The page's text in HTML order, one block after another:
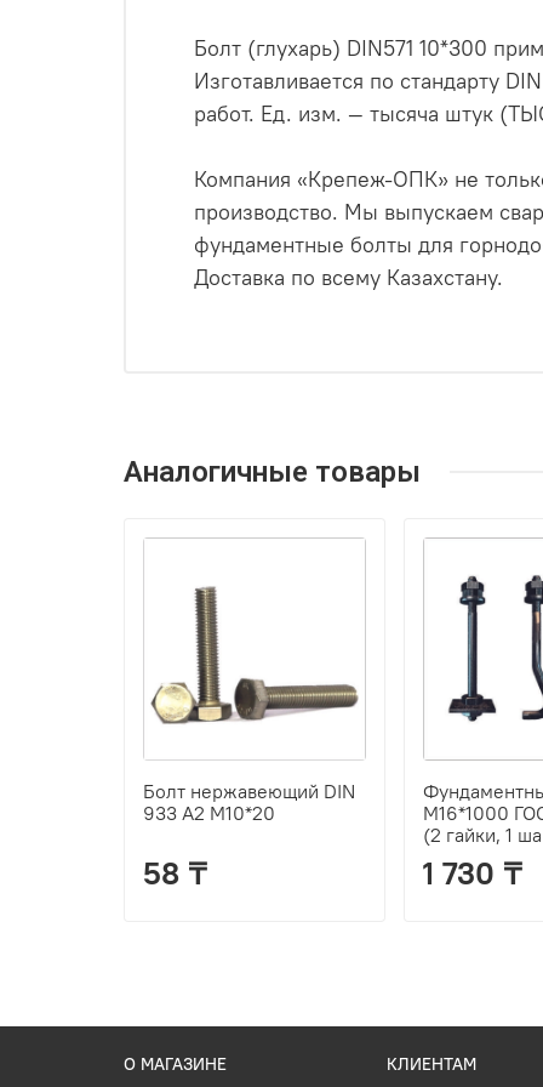
Болт (глухарь) DIN571 10*300
Изготавливается по стандарту
работ. Ед. изм. — тысяча штук
Компания «Крепеж-ОПК» не
производство. Мы выпускаем
фундаментные болты для
Доставка по всему Казахстану.
Аналогичные товары
Болт нержавеющий DIN
933 А2 М10*20
58 ₸
М16*1000
(2 гайки, 1
1 730 ₸
О МАГАЗИНЕ КЛИЕНТАМ